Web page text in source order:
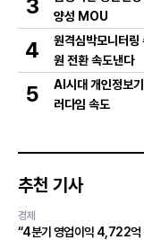
3
양성 MOU
4
원격심박모니터
원 전환 속도낸다
5
AI시대 개인정보
러다임 속도
추천 기사
경제
“4분기 영업이익 4,722억